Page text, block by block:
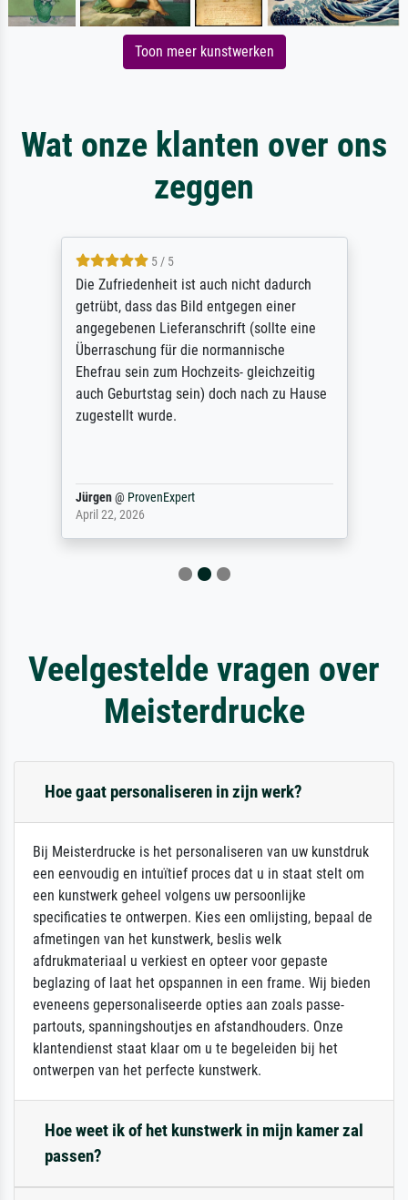
Toon meer kunstwerken
Wat onze klanten over ons
zeggen
5 / 5
Die Zufriedenheit ist auch nicht dadurch
getrübt, dass das Bild entgegen einer
angegebenen Lieferanschrift (sollte eine
Überraschung für die normannische
Ehefrau sein zum Hochzeits- gleichzeitig
auch Geburtstag sein) doch nach zu Hause
zugestellt wurde.
Jürgen@ ProvenExpert
April 22, 2026
Veelgestelde vragen over
Meisterdrucke
Hoe gaat personaliseren in zijn werk?
Bij Meisterdrucke is het personaliseren van uw kunstdruk
een eenvoudig en intuïtief proces dat u in staat stelt om
een kunstwerk geheel volgens uw persoonlijke
specificaties te ontwerpen. Kies een omlijsting, bepaal de
afmetingen van het kunstwerk, beslis welk
afdrukmateriaal u verkiest en opteer voor gepaste
beglazing of laat het opspannen in een frame. Wij bieden
eveneens gepersonaliseerde opties aan zoals passe-
partouts, spanningshoutjes en afstandhouders. Onze
klantendienst staat klaar om u te begeleiden bij het
ontwerpen van het perfecte kunstwerk.
Hoe weet ik of het kunstwerk in mijn kamer zal
passen?